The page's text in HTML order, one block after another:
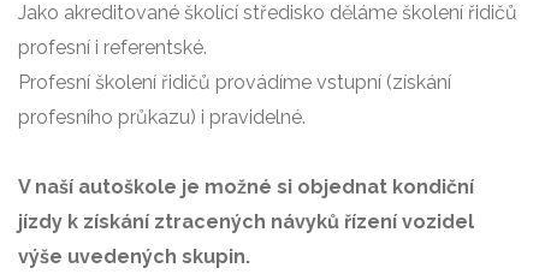
Jako akreditované školící středisko děláme školení řidičů
profesní i referentské.
Profesní školení řidičů provádíme vstupní (získání
profesního průkazu) i pravidelné.
V naší autoškole je možné si objednat kondiční
jízdy k získání ztracených návyků řízení vozidel
výše uvedených skupin.